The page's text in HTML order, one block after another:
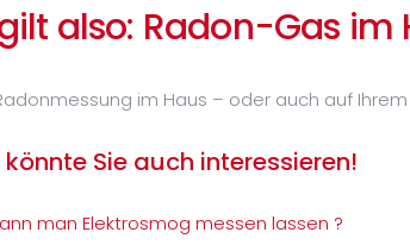
also: Radon-Gas
im Haus – oder auch auf
könnte Sie auch interessieren!
man Elektrosmog messen lassen ?